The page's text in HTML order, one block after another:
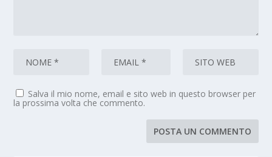
Salva il mio nome, email e sito web in questo browser per
la prossima volta che commento.